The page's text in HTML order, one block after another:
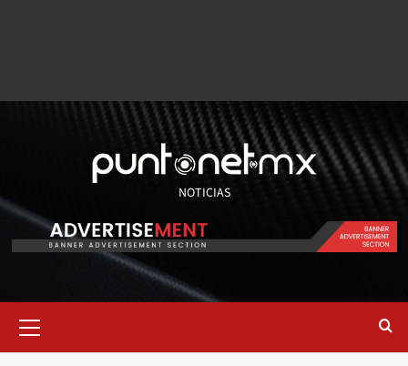
NOTICIAS